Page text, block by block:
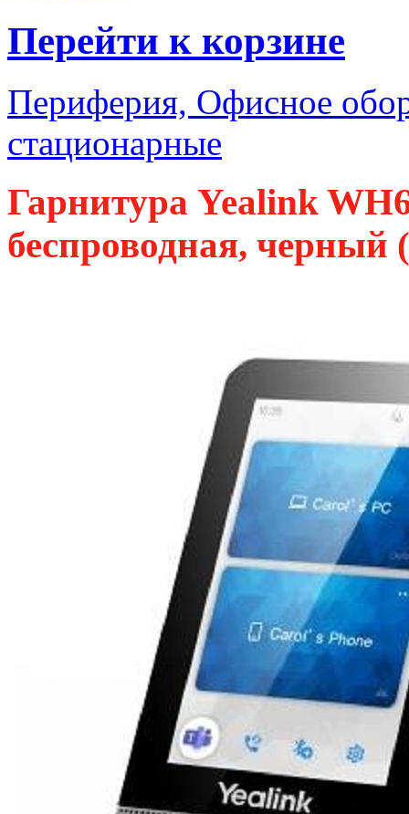
Перейти к корзине
Периферия, Офисное
стационарные
Гарнитура Yealink
беспроводная, черный